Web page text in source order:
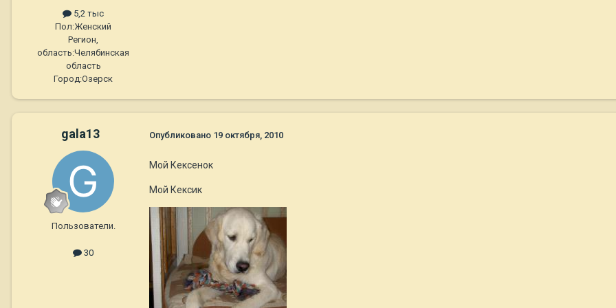
5,2 тыс
Пол:Женский
Регион,
область:Челябинская
область
Город:Озерск
gala13
Пользователи.
30
Опубликовано 19 октября, 2010
Мой Кексенок
Мой Кексик